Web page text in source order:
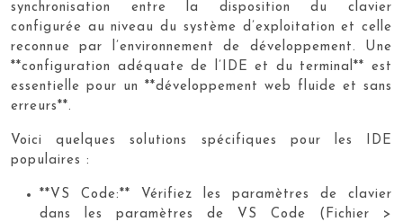
synchronisation entre la disposition du clavier
configurée au niveau du système d’exploitation et celle
reconnue par l’environnement de développement. Une
**configuration adéquate de l’IDE et du terminal** est
essentielle pour un **développement web fluide et sans
erreurs**.
Voici quelques solutions spécifiques pour les IDE
populaires :
**VS Code:** Vérifiez les paramètres de clavier
dans les paramètres de VS Code (Fichier >